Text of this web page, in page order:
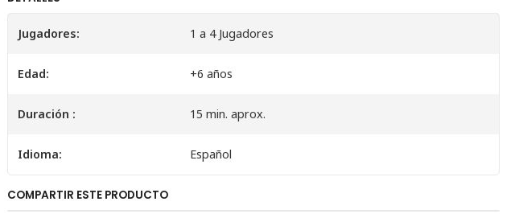
Jugadores: 1 a 4 Jugadores
Edad: +6 años
Duración : 15 min. aprox.
Idioma: Español
COMPARTIR ESTE PRODUCTO